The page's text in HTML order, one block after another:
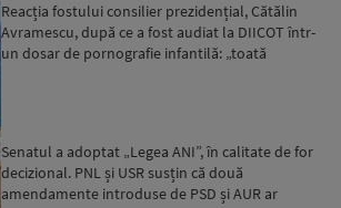
Reacția fostului consilier prezidențial, Cătălin
Avramescu, după ce a fost audiat la DIICOT într-
un dosar de pornografie infantilă: „toată
Senatul a adoptat „Legea ANI”, în calitate de for
decizional. PNL și USR susțin că două
amendamente introduse de PSD și AUR ar